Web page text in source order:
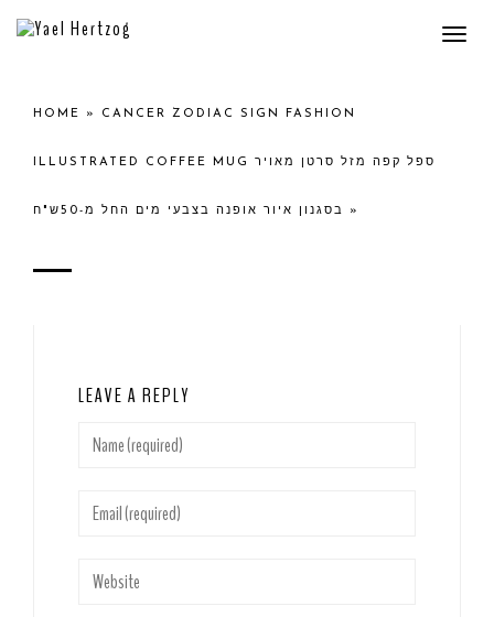
HOME » CANCER ZODIAC SIGN FASHION
ILLUSTRATED COFFEE MUG ספל קפה מזל סרטן מאויר
בסגנון איור אופנה בצבעי מים החל מ-50ש"ח »
LEAVE A REPLY